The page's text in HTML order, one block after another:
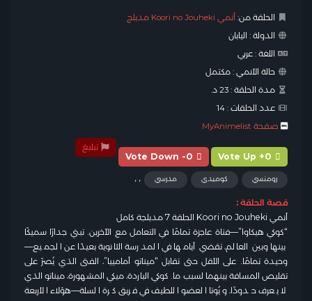
الحلقة من:أنمي Koori no Jouheki مدبلج
الدولة : اليابان
اللغة :عربي
حالة الأنمي :مكتمل
مدة الحلقة :23 د.
عدد الحلقات :14
صفحة MyAnimelist
Vote Up +0
Vote Down -0
تبليغ
رومنسي كوميدي مدرسي
قصة الحلقة :
أنمي Koori no Jouheki الحلقة 7 مدبلجة كامل
“كوكي هيكاوا”—فتاة عاجزة تمامًا في التعامل مع الآخرين. تبني جدارًا سميكًا
بينها وبين العالم، تقضي أيامها في المدرسة الثانوية بعيدًا عن الجميع—
وحيدة تمامًا. على الأقل حتى تقابل “ميناتو أمامييا”، الفتى الذي يُصرّ على
تقليص المسافة بينهما لسبب ما. كوكي الباردة، ميكي المشهورة، ميناتو الذي
لا يعرف حدودًا، ويُوتا العضو اللطيف في فريق كرة السلة—هؤلاء الأربعة